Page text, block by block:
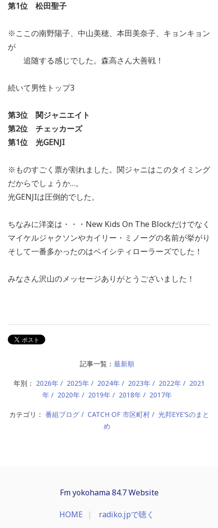
第1位 松田聖子
※ここの南野陽子、中山美穂、本田美奈子、キョンキョン
が
追随する感じでした。森高さん大善戦！
続いて男性トップ3
第3位 関ジャニエイト
第2位 チェッカーズ
第1位 光GENJI
※ものすごく票が割れました。 関ジャニはこのタイミング
だからでしょうか…。
光GENJIは圧倒的でした。
ちなみに洋楽は・・・New Kids On The Blockだけでなく
マイケルジャクソンやカイリー・ミノーグの名前が挙がり
そして一番多かったのはベイシティローラーズでした！
みなさん沢山のメッセージありがとうございました！
記事一覧： 最新順
年別： 2026年 2025年 2024年 2023年 2022年
2021
年
2020年 2019年 2018年 2017年
カテゴリ： 番組ブログ CATCH OF 市区町村
光邦EYE'Sのまと
め
Fm yokohama 84.7 Website
HOME radiko.jpで聴く